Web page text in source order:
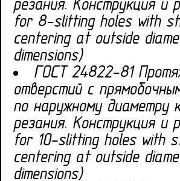
резания. Конструкция и
for 8-slitting holes with
centering at outside
dimensions)
ГОСТ 24822-81
отверстий с
по наружному диаметру
резания. Конструкция и
for 10-slitting holes with
centering at outside
dimensions)